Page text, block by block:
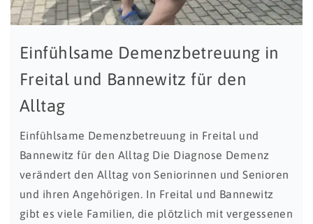
Einfühlsame Demenzbetreuung in
Freital und Bannewitz für den
Alltag
Einfühlsame Demenzbetreuung in Freital und
Bannewitz für den Alltag Die Diagnose Demenz
verändert den Alltag von Seniorinnen und Senioren
und ihren Angehörigen. In Freital und Bannewitz
gibt es viele Familien, die plötzlich mit vergessenen